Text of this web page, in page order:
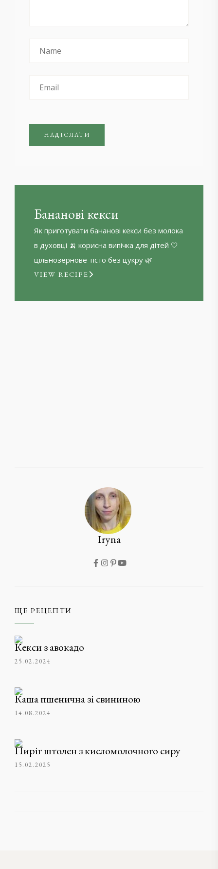
Бананові кекси
Як приготувати бананові кекси без молока
в духовці 🍌 корисна випічка для дітей 🤍
цільнозернове тісто без цукру 🌿
VIEW RECIPE
Iryna
ЩЕ РЕЦЕПТИ
Кекси з авокадо
25.02.2024
Каша пшенична зі свининою
14.08.2024
Пиріг штолен з кисломолочного сиру
15.02.2025